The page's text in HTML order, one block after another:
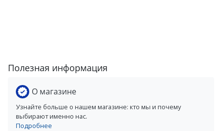
Полезная информация
О магазине
Узнайте больше о нашем магазине: кто мы и почему
выбирают именно нас.
Подробнее